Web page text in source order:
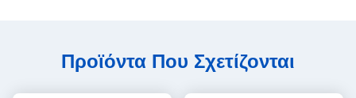
Προϊόντα Που Σχετίζονται